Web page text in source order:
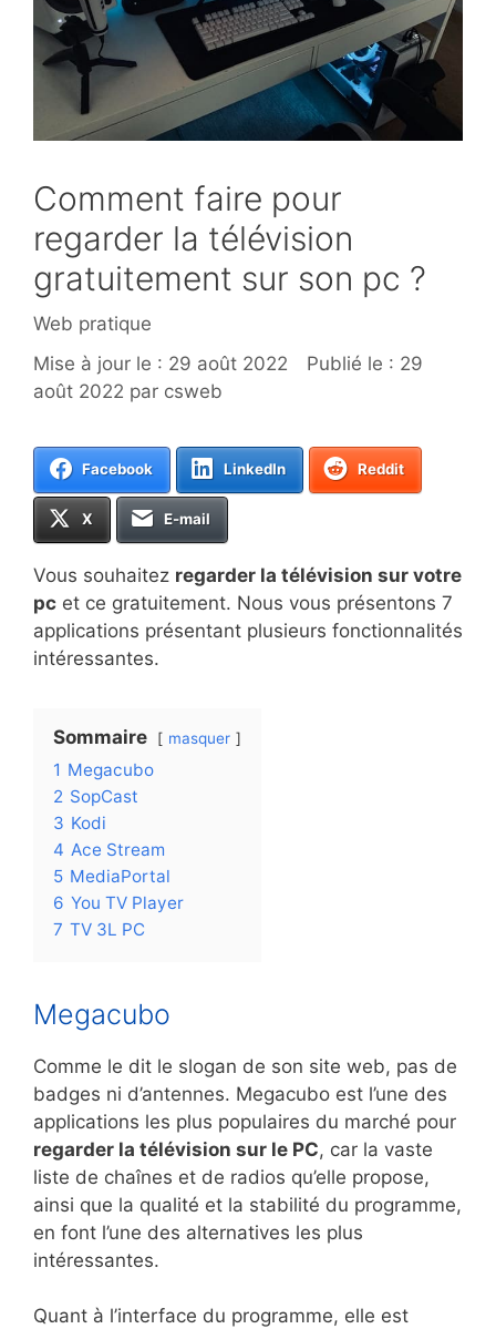
Comment faire pour
regarder la télévision
gratuitement sur son pc ?
Catégories
Web pratique
29 août 2022
29
août 2022 par csweb
Facebook LinkedIn Reddit
X E-mail
Vous souhaitez regarder la télévision sur votre
pc et ce gratuitement. Nous vous présentons 7
applications présentant plusieurs fonctionnalités
intéressantes.
Sommaire masquer
1 Megacubo
2 SopCast
3 Kodi
4 Ace Stream
5 MediaPortal
6 You TV Player
7 TV 3L PC
Megacubo
Comme le dit le slogan de son site web, pas de
badges ni d’antennes. Megacubo est l’une des
applications les plus populaires du marché pour
regarder la télévision sur le PC, car la vaste
liste de chaînes et de radios qu’elle propose,
ainsi que la qualité et la stabilité du programme,
en font l’une des alternatives les plus
intéressantes.
Quant à l’interface du programme, elle est